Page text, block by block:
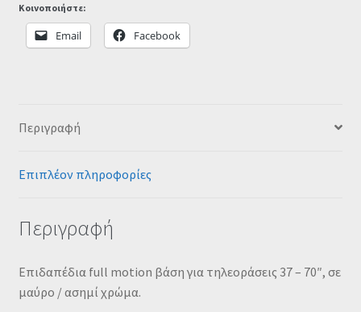
Κοινοποιήστε:
Email Facebook
Περιγραφή
Επιπλέον πληροφορίες
Περιγραφή
Επιδαπέδια full motion βάση για τηλεοράσεις 37 – 70″, σε
μαύρο / ασημί χρώμα.